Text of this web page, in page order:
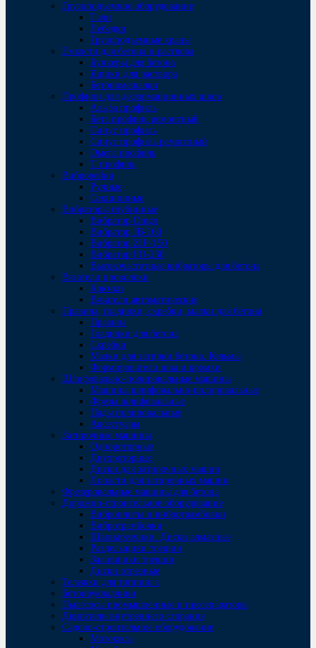
Грузоподъемное оборудование
Тали
Лебедки
Грузоподъемные краны
Емкости для бетона и раствора
Бункеры для бетона
Ящики для раствора
Бетономешалки
Профили для деформационных швов
Альфа профиль
Бета профиль ремонтный
Синус профиль
Синус профиль ремонтный
Омега профиль
Т профиль
Виброрейки
Ручные
Секционные
Вибраторы глубинные
Вибратор Dingo
Вибратор JB-160
Вибратор ZIP-150
Bибратор FO-230
Высокочастотные вибраторы для бетона
Вязатели проволоки
Крючки
Вязатели автоматические
Правила, гладилки, скребки, малки для бетона
Правила
Гладилки для бетона
Скребки
Малки для затирки бетона. Кельмы
Формирователи шва и кромки
Шлифовально-полировальные машины
Машины шлифовально-полировальные
Фрезы шлифовальные
Пады полировальные
Аксессуары
Затирочные машины
Однороторные
Двухроторные
Диски для затирочных машин
Лопасти для затирочных машин
Фрезеровальные машины для бетона
Дорожно-строительное оборудование
Виброплиты и вибротрамбовки
Вибротрамбовки
Швонарезчики. Диски алмазные
Раздельщики трещин
Заливщики трещин
Диски отрезные
Тележки для топпинга
Бетоноукладчики
Пылесосы промышленные и пресепараторы
Двигатели внутреннего сгорания
Садово-строительное оборудование
Мотокосы